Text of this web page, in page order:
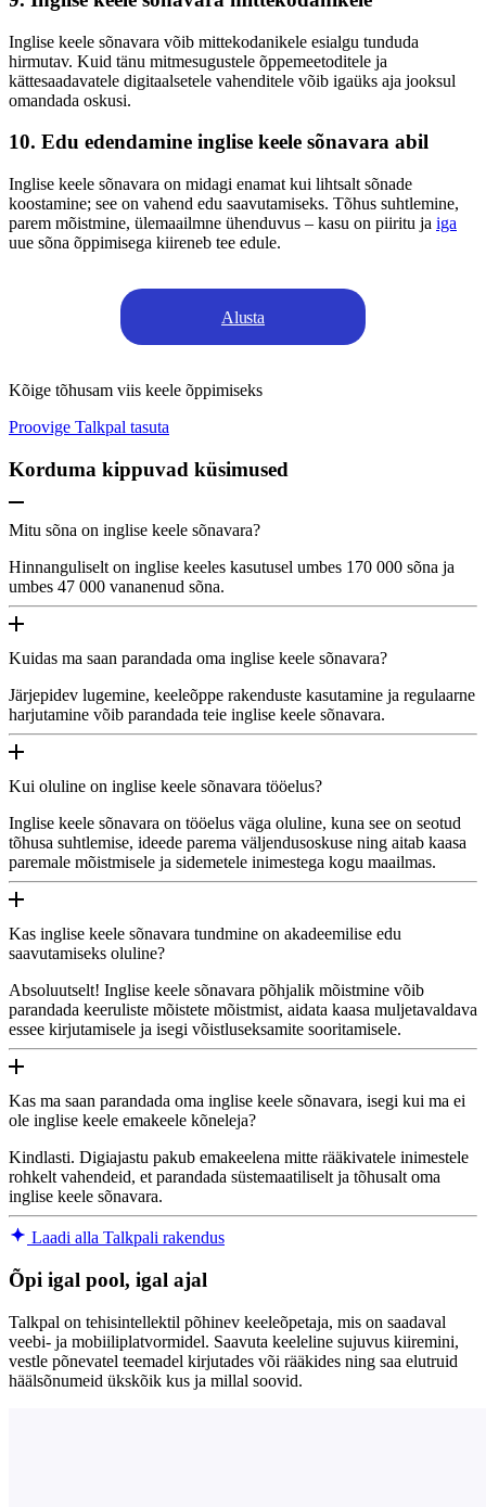
Inglise keele sõnavara võib mittekodanikele esialgu tunduda
hirmutav. Kuid tänu mitmesugustele õppemeetoditele ja
kättesaadavatele digitaalsetele vahenditele võib igaüks aja jooksul
omandada oskusi.
10. Edu edendamine inglise keele sõnavara abil
Inglise keele sõnavara on midagi enamat kui lihtsalt sõnade
koostamine; see on vahend edu saavutamiseks. Tõhus suhtlemine,
parem mõistmine, ülemaailmne ühenduvus – kasu on piiritu ja iga
uue sõna õppimisega kiireneb tee edule.
Alusta
Kõige tõhusam viis keele õppimiseks
Proovige Talkpal tasuta
Korduma kippuvad küsimused
Mitu sõna on inglise keele sõnavara?
Hinnanguliselt on inglise keeles kasutusel umbes 170 000 sõna ja
umbes 47 000 vananenud sõna.
Kuidas ma saan parandada oma inglise keele sõnavara?
Järjepidev lugemine, keeleõppe rakenduste kasutamine ja regulaarne
harjutamine võib parandada teie inglise keele sõnavara.
Kui oluline on inglise keele sõnavara tööelus?
Inglise keele sõnavara on tööelus väga oluline, kuna see on seotud
tõhusa suhtlemise, ideede parema väljendusoskuse ning aitab kaasa
paremale mõistmisele ja sidemetele inimestega kogu maailmas.
Kas inglise keele sõnavara tundmine on akadeemilise edu
saavutamiseks oluline?
Absoluutselt! Inglise keele sõnavara põhjalik mõistmine võib
parandada keeruliste mõistete mõistmist, aidata kaasa muljetavaldava
essee kirjutamisele ja isegi võistluseksamite sooritamisele.
Kas ma saan parandada oma inglise keele sõnavara, isegi kui ma ei
ole inglise keele emakeele kõneleja?
Kindlasti. Digiajastu pakub emakeelena mitte rääkivatele inimestele
rohkelt vahendeid, et parandada süstemaatiliselt ja tõhusalt oma
inglise keele sõnavara.
Laadi alla Talkpali rakendus
Õpi igal pool, igal ajal
Talkpal on tehisintellektil põhinev keeleõpetaja, mis on saadaval
veebi- ja mobiiliplatvormidel. Saavuta keeleline sujuvus kiiremini,
vestle põnevatel teemadel kirjutades või rääkides ning saa elutruid
häälsõnumeid ükskõik kus ja millal soovid.